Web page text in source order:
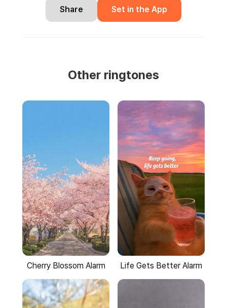
Share Set in the App
Other ringtones
Cherry Blossom Alarm Life Gets Better Alarm